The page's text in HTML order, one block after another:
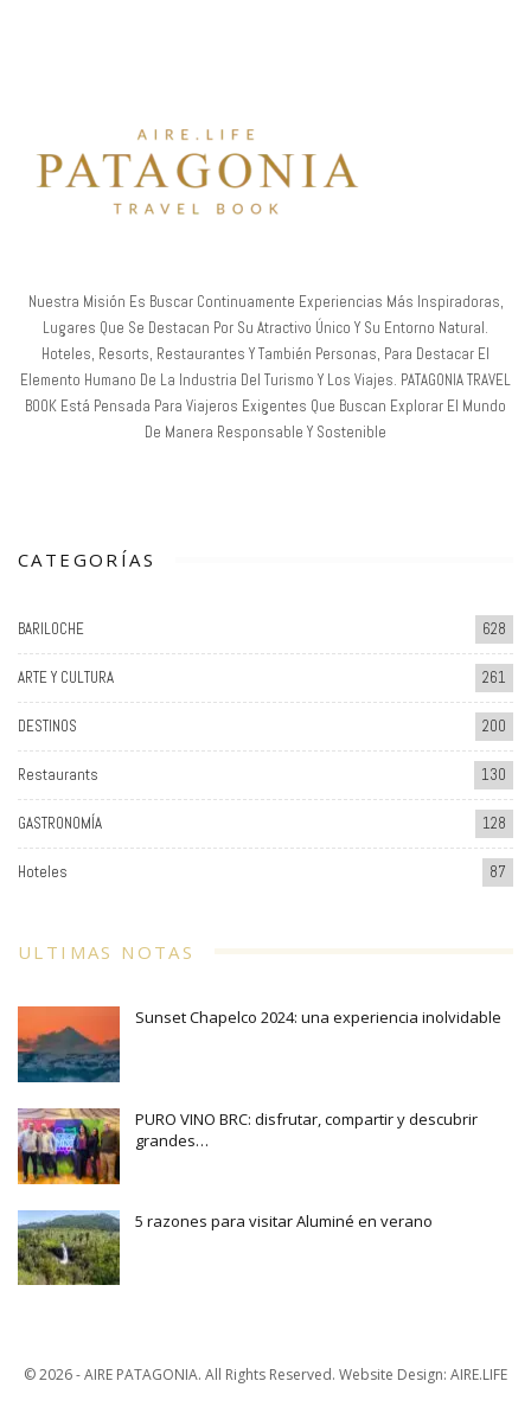
Nuestra Misión Es Buscar Continuamente Experiencias Más Inspiradoras,
Lugares Que Se Destacan Por Su Atractivo Único Y Su Entorno Natural.
Hoteles, Resorts, Restaurantes Y También Personas, Para Destacar El
Elemento Humano De La Industria Del Turismo Y Los Viajes. PATAGONIA TRAVEL
BOOK Está Pensada Para Viajeros Exigentes Que Buscan Explorar El Mundo
De Manera Responsable Y Sostenible
CATEGORÍAS
BARILOCHE 628
ARTE Y CULTURA 261
DESTINOS 200
Restaurants 130
GASTRONOMÍA 128
Hoteles 87
ULTIMAS NOTAS
Sunset Chapelco 2024: una experiencia inolvidable
PURO VINO BRC: disfrutar, compartir y descubrir
grandes…
5 razones para visitar Aluminé en verano
© 2026 - AIRE PATAGONIA. All Rights Reserved. Website Design: AIRE.LIFE